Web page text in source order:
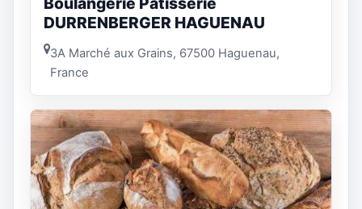
DURRENBERGER HAGUENAU
3A Marché aux Grains, 67500 Haguenau,
France